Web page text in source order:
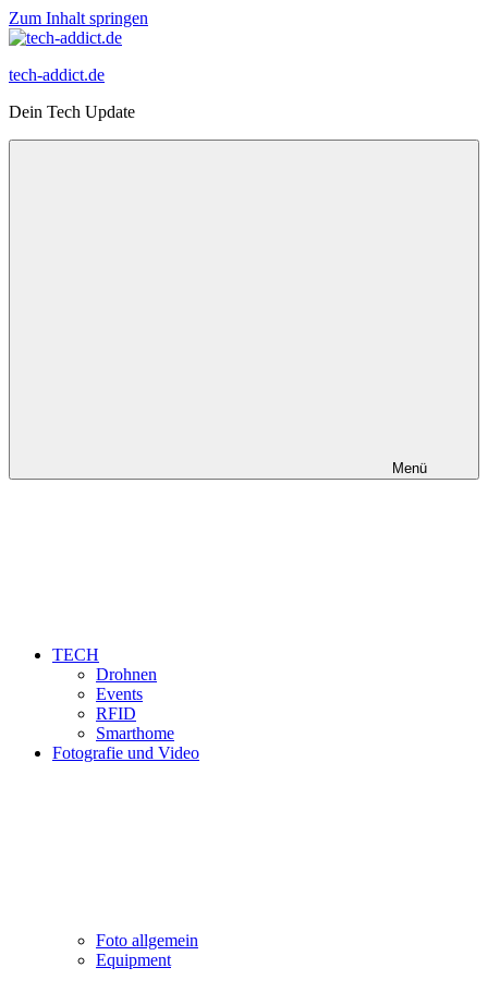
Zum Inhalt springen
tech-addict.de
Dein Tech Update
Menü
TECH
Drohnen
Events
RFID
Smarthome
Fotografie und Video
Foto allgemein
Equipment